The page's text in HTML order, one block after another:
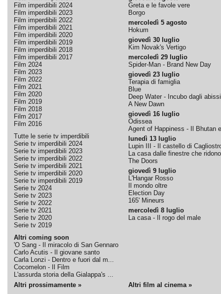
Film imperdibili 2024
Film imperdibili 2023
Film imperdibili 2022
Film imperdibili 2021
Film imperdibili 2020
Film imperdibili 2019
Film imperdibili 2018
Film imperdibili 2017
Film 2024
Film 2023
Film 2022
Film 2021
Film 2020
Film 2019
Film 2018
Film 2017
Film 2016
Tutte le serie tv imperdibili
Serie tv imperdibili 2024
Serie tv imperdibili 2023
Serie tv imperdibili 2022
Serie tv imperdibili 2021
Serie tv imperdibili 2020
Serie tv imperdibili 2019
Serie tv 2024
Serie tv 2023
Serie tv 2022
Serie tv 2021
Serie tv 2020
Serie tv 2019
Altri coming soon
'O Sang - Il miracolo di San Gennaro
Carlo Acutis - Il giovane santo
Carla Lonzi - Dentro e fuori dal m...
Cocomelon - Il Film
L'assurda storia della Gialappa's ...
Greta e le favole vere
Borgo
mercoledì 5 agosto
Hokum
giovedì 30 luglio
Kim Novak's Vertigo
mercoledì 29 luglio
Spider-Man - Brand New Day
giovedì 23 luglio
Terapia di famiglia
Blue
Deep Water - Incubo dagli abissi
A New Dawn
giovedì 16 luglio
Odissea
Agent of Happiness - Il Bhutan
lunedì 13 luglio
Lupin III - Il castello di
La casa dalle finestre che ridono
The Doors
giovedì 9 luglio
L'Hangar Rosso
Il mondo oltre
Election Day
165' Mineurs
mercoledì 8 luglio
La casa - Il rogo del male
Altri prossimamente » Altri film al cinema »